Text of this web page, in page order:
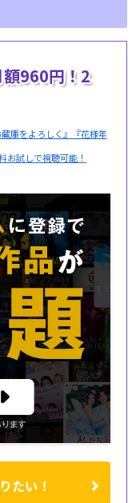
額960円！2
蔵庫をよろしく』『花様年
お試しで視聴可能！
たい！